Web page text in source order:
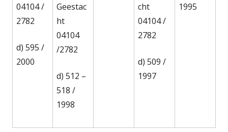
04104 /
2782
d) 595 /
2000
Geestac
ht
04104
/2782
d) 512 –
518 /
1998
cht
04104 /
2782
d) 509 /
1997
1995